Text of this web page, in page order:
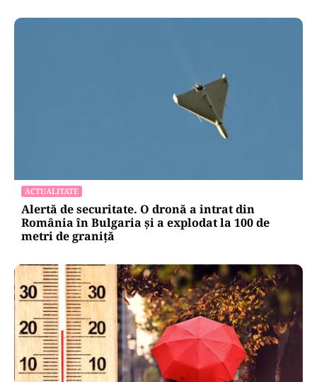
ACTUALITATE
Alertă de securitate. O dronă a intrat din
România în Bulgaria şi a explodat la 100 de
metri de graniţă